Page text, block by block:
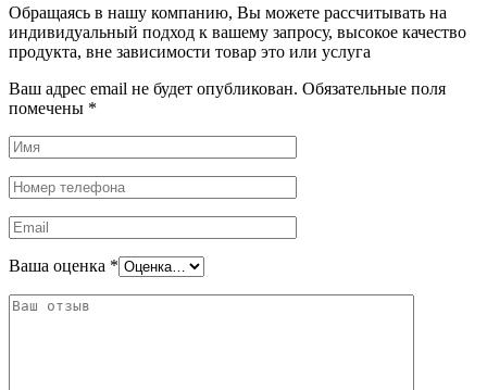
Обращаясь в нашу компанию, Вы можете рассчитывать на
индивидуальный подход к вашему запросу, высокое качество
продукта, вне зависимости товар это или услуга
Ваш адрес email не будет опубликован. Обязательные поля
помечены *
Ваша оценка *